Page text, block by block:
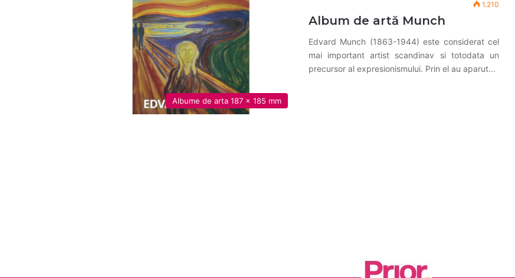
Albume de arta 187 x 185 mm
1.210
Album de artă Munch
Edvard Munch (1863-1944) este considerat cel
mai important artist scandinav si totodata un
precursor al expresionismului. Prin el au aparut…